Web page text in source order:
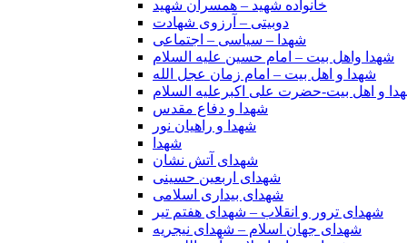
خانواده شهید – همسران شهید
دوبیتی – آرزوی شهادت
شهدا – سیاسی – اجتماعی
شهدا واهل بیت – امام حسین علیه السلام
شهدا و اهل بیت – امام زمان عجل الله
و اهل بیت-حضرت علی اکبرعلیه السلام
شهدا و دفاع مقدس
شهدا و راهیان نور
شهدا
شهدای آتش نشان
شهدای اربعین حسینی
شهدای بیداری اسلامی
شهدای ترور و انقلاب – شهدای هفتم تیر
شهدای جهان اسلام – شهدای نیجریه